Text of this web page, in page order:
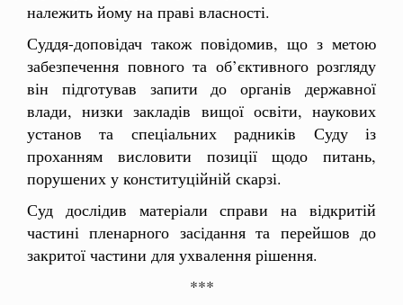
належить йому на праві власності.
Суддя-доповідач також повідомив, що з метою
забезпечення повного та об’єктивного розгляду
він підготував запити до органів державної
влади, низки закладів вищої освіти, наукових
установ та спеціальних радників Суду із
проханням висловити позиції щодо питань,
порушених у конституційній скарзі.
Суд дослідив матеріали справи на відкритій
частині пленарного засідання та перейшов до
закритої частини для ухвалення рішення.
***